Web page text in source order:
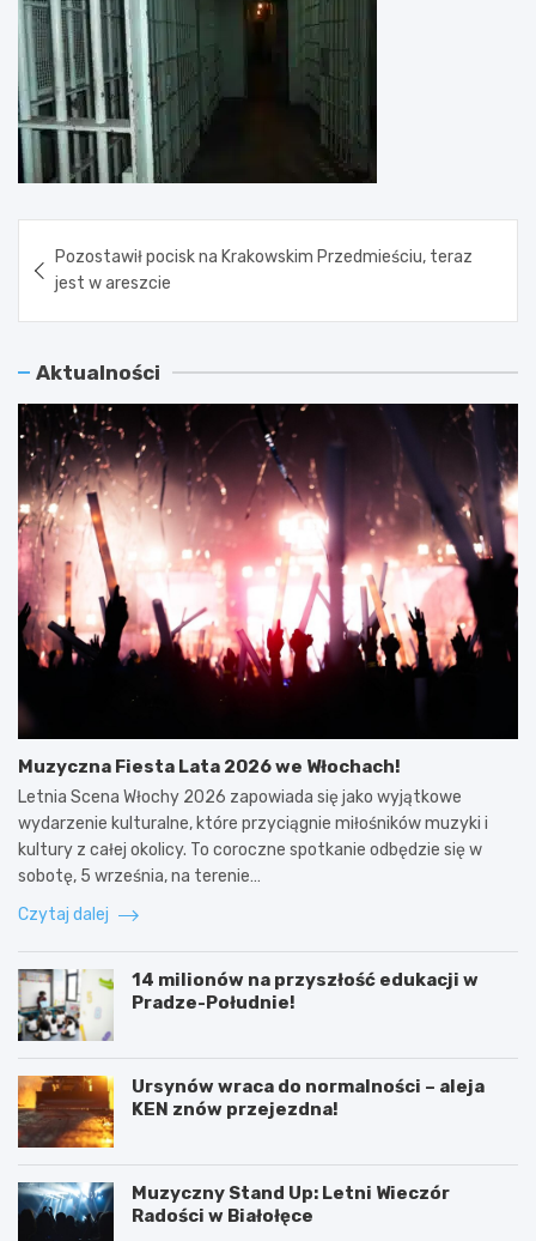
wpisu
Pozostawił pocisk na Krakowskim Przedmieściu, teraz
jest w areszcie
Aktualności
Muzyczna Fiesta Lata 2026 we Włochach!
Letnia Scena Włochy 2026 zapowiada się jako wyjątkowe
wydarzenie kulturalne, które przyciągnie miłośników muzyki i
kultury z całej okolicy. To coroczne spotkanie odbędzie się w
sobotę, 5 września, na terenie…
Czytaj dalej
14 milionów na przyszłość edukacji w
Pradze-Południe!
Ursynów wraca do normalności – aleja
KEN znów przejezdna!
Muzyczny Stand Up: Letni Wieczór
Radości w Białołęce